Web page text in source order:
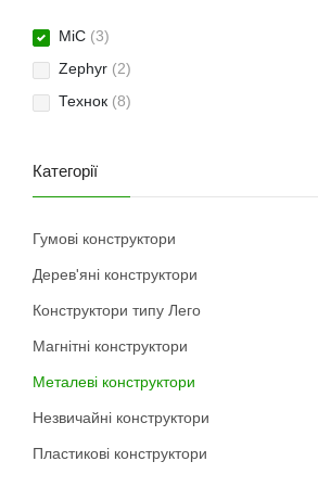
MiC (3)
Zephyr (2)
Технок (8)
Категорії
Гумові конструктори
Дерев'яні конструктори
Конструктори типу Лего
Магнітні конструктори
Металеві конструктори
Незвичайні конструктори
Пластикові конструктори